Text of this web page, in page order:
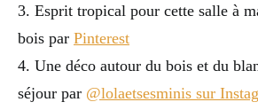
3. Esprit tropical pour cette salle à
bois par Pinterest
4. Une déco autour du bois et du
séjour par @lolaetsesminis sur